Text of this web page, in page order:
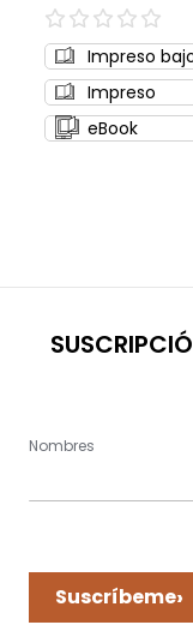
0%
Impreso
Impreso
eBook
Nombres
Suscríbeme›